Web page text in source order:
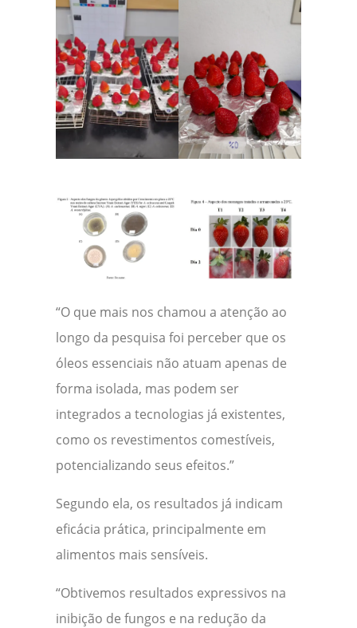
“O que mais nos chamou a atenção ao
longo da pesquisa foi perceber que os
óleos essenciais não atuam apenas de
forma isolada, mas podem ser
integrados a tecnologias já existentes,
como os revestimentos comestíveis,
potencializando seus efeitos.”
Segundo ela, os resultados já indicam
eficácia prática, principalmente em
alimentos mais sensíveis.
“Obtivemos resultados expressivos na
inibição de fungos e na redução da